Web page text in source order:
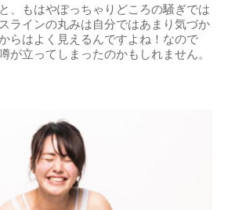
、もはやぽっちゃりどころの騒ぎでは
ラインの丸みは自分ではあまり気づか
らはよく見えるんですよね！なので
が立ってしまったのかもしれません。